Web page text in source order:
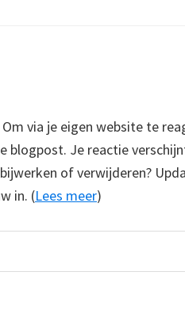
via je eigen website te
blogpost. Je reactie
of verwijderen?
in. (Lees meer)